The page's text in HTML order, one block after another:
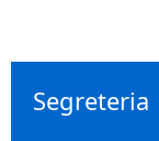
Segreteria